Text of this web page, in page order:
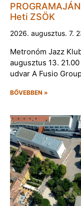
Heti ZSÖK
2026. augusztus. 7.
Metronóm Jazz
augusztus 13.
udvar A Fusio
BŐVEBBEN »